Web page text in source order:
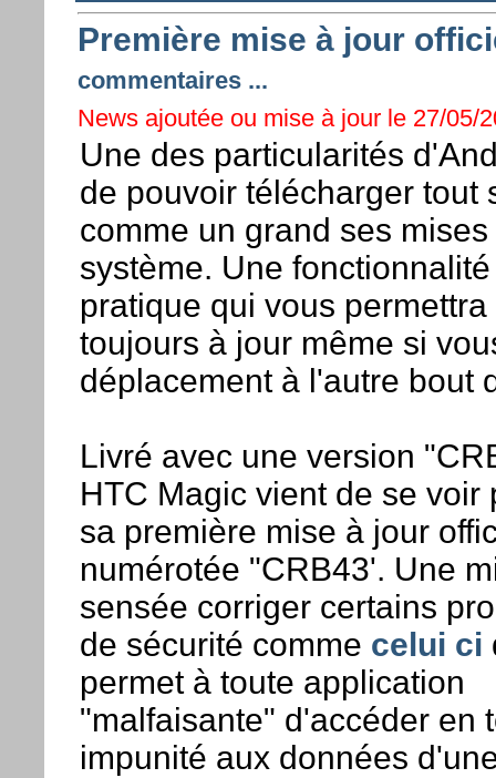
Première mise à jour
commentaires ...
News ajoutée ou mise à jour le 27/05/
Une des particularités
de pouvoir télécharger tout
comme un grand ses
système. Une
pratique qui vous permettra
toujours à jour même si
déplacement à l'autre bout
Livré avec une version
HTC Magic vient de se voir
sa première mise à jour
numérotée "CRB43'. Une
sensée corriger certains
de sécurité comme celui ci
permet à toute application
"malfaisante" d'accéder en
impunité aux données